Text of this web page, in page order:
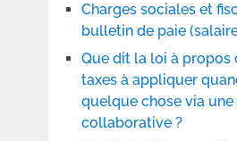
Charges sociales et
bulletin de paie
Que dit la loi à propos
taxes à appliquer
quelque chose via
collaborative ?